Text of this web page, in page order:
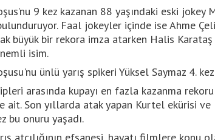
9 kez kazanan 88 yaşındaki eski jokey
Faal jokeyler içinde ise Ahme
büyük bir rekora imza atarken Halis
isim.
ünlü yarış spikeri Yüksel Saymaz 4.
arasında kupayı en fazla kazanma
ait. Son yıllarda atak yapan Kurtel ekürisi
bu onuru yaşadı.
atçılığının efsanesi, hayatı filmlere konu